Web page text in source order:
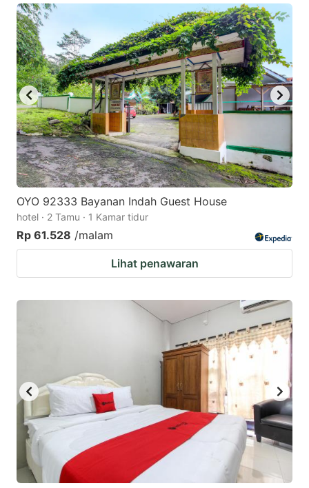
OYO 92333 Bayanan Indah Guest House
hotel · 2 Tamu · 1 Kamar tidur
Rp 61.528 /malam
Lihat penawaran